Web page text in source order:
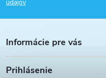
p
ä
t
údajov
Informácie pre vás
Prihlásenie